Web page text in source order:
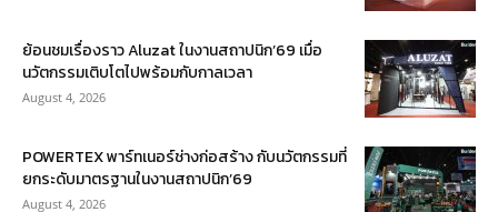
ย้อนชมเรื่องราว Aluzat ในงานสถาปนิก’69 เมื่อ
นวัตกรรมเติบโตไปพร้อมกับกาลเวลา
August 4, 2026
POWERTEX พาร์ทเนอร์ช่างก่อสร้าง กับนวัตกรรมที่
ยกระดับมาตรฐานในงานสถาปนิก’69
August 4, 2026